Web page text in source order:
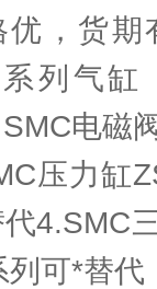
，货
列气
电磁
压力
4.SMC
列可*替代